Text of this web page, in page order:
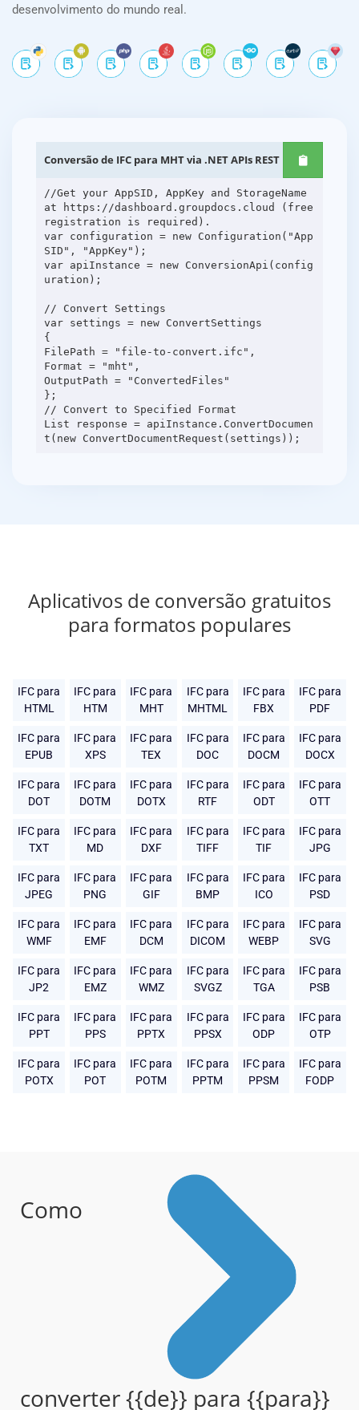
desenvolvimento do mundo real.
Conversão de IFC para MHT via .NET APIs REST
//Get your AppSID, AppKey and StorageName
at https://dashboard.groupdocs.cloud (free
registration is required).
var configuration = new Configuration("App
SID", "AppKey");
var apiInstance = new ConversionApi(config
uration);
// Convert Settings
var settings = new ConvertSettings
{
FilePath = "file-to-convert.ifc",
Format = "mht",
OutputPath = "ConvertedFiles"
};
// Convert to Specified Format
List response = apiInstance.ConvertDocumen
Aplicativos de conversão gratuitos
para formatos populares
IFC para
HTML
IFC para
HTM
IFC para
MHT
IFC para
MHTML
IFC para
FBX
IFC para
PDF
IFC para
EPUB
IFC para
XPS
IFC para
TEX
IFC para
DOC
IFC para
DOCM
IFC para
DOCX
IFC para
DOT
IFC para
DOTM
IFC para
DOTX
IFC para
RTF
IFC para
ODT
IFC para
OTT
IFC para
TXT
IFC para
MD
IFC para
DXF
IFC para
TIFF
IFC para
TIF
IFC para
JPG
IFC para
JPEG
IFC para
PNG
IFC para
GIF
IFC para
BMP
IFC para
ICO
IFC para
PSD
IFC para
WMF
IFC para
EMF
IFC para
DCM
IFC para
DICOM
IFC para
WEBP
IFC para
SVG
IFC para
JP2
IFC para
EMZ
IFC para
WMZ
IFC para
SVGZ
IFC para
TGA
IFC para
PSB
IFC para
PPT
IFC para
PPS
IFC para
PPTX
IFC para
PPSX
IFC para
ODP
IFC para
OTP
IFC para
POTX
IFC para
POT
IFC para
POTM
IFC para
PPTM
IFC para
PPSM
IFC para
FODP
Como
converter {{de}} para {{para}}